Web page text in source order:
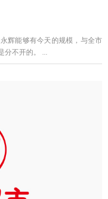
辉能够有今天的规模，与全市
分不开的。 ...